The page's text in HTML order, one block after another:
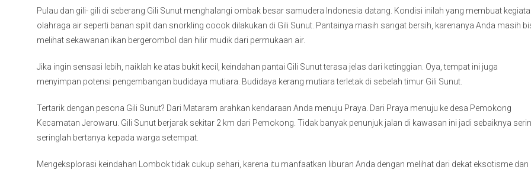
Pulau dan gili- gili di seberang Gili Sunut menghalangi ombak besar samudera Indonesia datang. Kondisi inilah yang membuat
olahraga air seperti banan split dan snorkling cocok dilakukan di Gili Sunut. Pantainya masih sangat bersih, karenanya Anda masih
melihat sekawanan ikan bergerombol dan hilir mudik dari permukaan air.
Jika ingin sensasi lebih, naiklah ke atas bukit kecil, keindahan pantai Gili Sunut terasa jelas dari ketinggian. Oya, tempat ini juga
menyimpan potensi pengembangan budidaya mutiara. Budidaya kerang mutiara terletak di sebelah timur Gili Sunut.
Tertarik dengan pesona Gili Sunut? Dari Mataram arahkan kendaraan Anda menuju Praya. Dari Praya menuju ke desa Pemokong
Kecamatan Jerowaru. Gili Sunut berjarak sekitar 2 km dari Pemokong. Tidak banyak penunjuk jalan di kawasan ini jadi sebaiknya
seringlah bertanya kepada warga setempat.
Mengeksplorasi keindahan Lombok tidak cukup sehari, karena itu manfaatkan liburan Anda dengan melihat dari dekat eksotisme dan